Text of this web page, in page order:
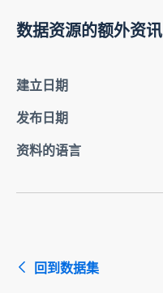
数据资源的额外资讯
建立日期
发布日期
资料的语言
回到数据集